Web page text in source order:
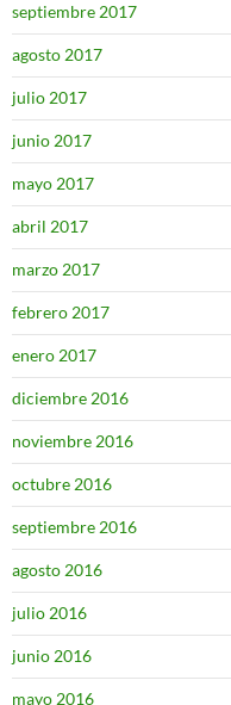
septiembre 2017
agosto 2017
julio 2017
junio 2017
mayo 2017
abril 2017
marzo 2017
febrero 2017
enero 2017
diciembre 2016
noviembre 2016
octubre 2016
septiembre 2016
agosto 2016
julio 2016
junio 2016
mayo 2016